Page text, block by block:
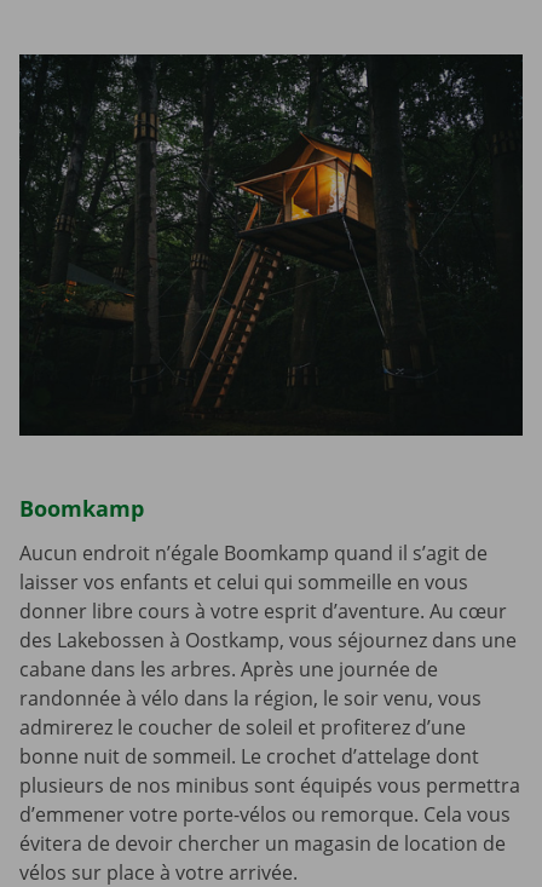
Boomkamp
Aucun endroit n’égale Boomkamp quand il s’agit de
laisser vos enfants et celui qui sommeille en vous
donner libre cours à votre esprit d’aventure. Au cœur
des Lakebossen à Oostkamp, vous séjournez dans une
cabane dans les arbres. Après une journée de
randonnée à vélo dans la région, le soir venu, vous
admirerez le coucher de soleil et profiterez d’une
bonne nuit de sommeil. Le crochet d’attelage dont
plusieurs de nos minibus sont équipés vous permettra
d’emmener votre porte-vélos ou remorque. Cela vous
évitera de devoir chercher un magasin de location de
vélos sur place à votre arrivée.